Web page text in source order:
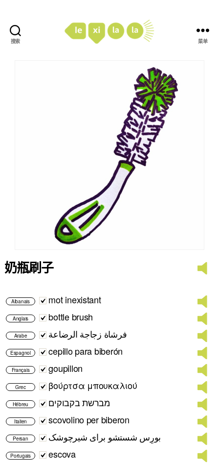
搜索 菜单
奶瓶刷子
Albanais mot inexistant
Anglais bottle brush
Arabe فرشاة زجاجة الرضاعة
Espagnol cepillo para biberón
Français goupillon
Grec βούρτσα μπουκαλιού
Hébreu מברשת בקבוקים
Italien scovolino per biberon
Persan بورِس شستشو برای شیرچوشک
Portugais escova